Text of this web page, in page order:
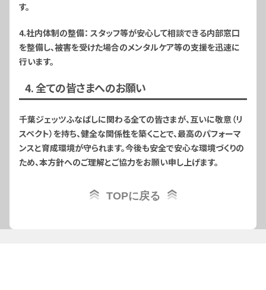
す。
4.社内体制の整備： スタッフ等が安心して相談できる内部窓口
を整備し、被害を受けた場合のメンタルケア等の支援を迅速に
行います。
4. 全ての皆さまへのお願い
千葉ジェッツふなばしに関わる全ての皆さまが、互いに敬意（リ
スペクト）を持ち、健全な関係性を築くことで、最高のパフォーマ
ンスと育成環境が守られます。今後も安全で安心な環境づくりの
ため、本方針へのご理解とご協力をお願い申し上げます。
TOPに戻る